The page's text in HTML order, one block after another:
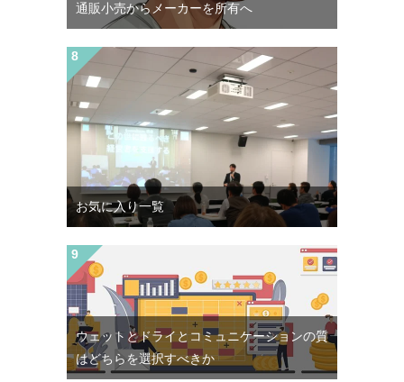
通販小売からメーカーを所有へ
お気に入り一覧
ウェットとドライとコミュニケーションの質
はどちらを選択すべきか